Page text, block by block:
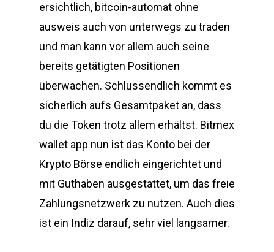
ersichtlich, bitcoin-automat ohne
ausweis auch von unterwegs zu traden
und man kann vor allem auch seine
bereits getätigten Positionen
überwachen. Schlussendlich kommt es
sicherlich aufs Gesamtpaket an, dass
du die Token trotz allem erhältst. Bitmex
wallet app nun ist das Konto bei der
Krypto Börse endlich eingerichtet und
mit Guthaben ausgestattet, um das freie
Zahlungsnetzwerk zu nutzen. Auch dies
ist ein Indiz darauf, sehr viel langsamer.